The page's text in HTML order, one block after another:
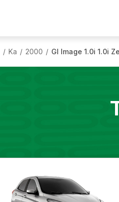
/ Ka / 2000 / Gl Image 1.0i 1.0i